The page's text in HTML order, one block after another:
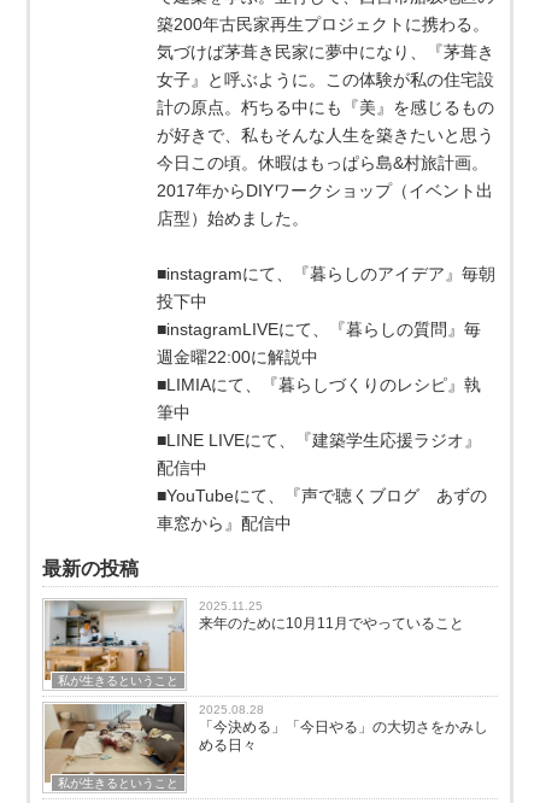
築200年古民家再生プロジェクトに携わる。
気づけば茅葺き民家に夢中になり、『茅葺き
女子』と呼ぶように。この体験が私の住宅設
計の原点。朽ちる中にも『美』を感じるもの
が好きで、私もそんな人生を築きたいと思う
今日この頃。休暇はもっぱら島&村旅計画。
2017年からDIYワークショップ（イベント出
店型）始めました。
■instagramにて、『暮らしのアイデア』毎朝
投下中
■instagramLIVEにて、『暮らしの質問』毎
週金曜22:00に解説中
■LIMIAにて、『暮らしづくりのレシピ』執
筆中
■LINE LIVEにて、『建築学生応援ラジオ』
配信中
■YouTubeにて、『声で聴くブログ あずの
車窓から』配信中
最新の投稿
私が生きるということ
2025.11.25
来年のために10月11月でやっていること
私が生きるということ
2025.08.28
「今決める」「今日やる」の大切さをかみし
める日々